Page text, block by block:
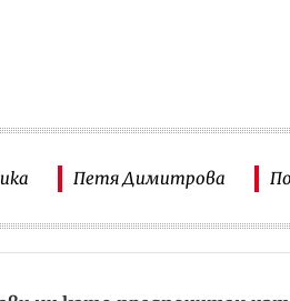
Петя Димитрова